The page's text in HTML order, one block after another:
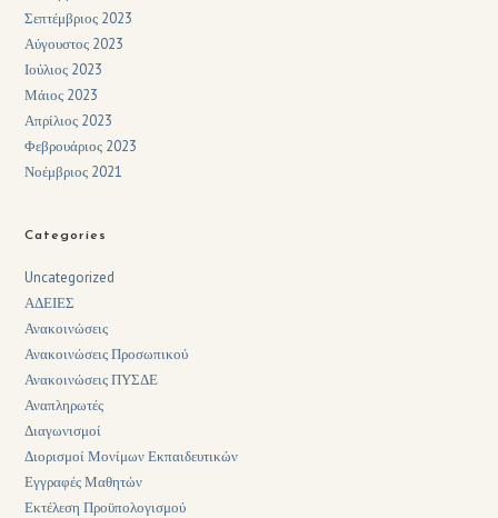
Σεπτέμβριος 2023
Αύγουστος 2023
Ιούλιος 2023
Μάιος 2023
Απρίλιος 2023
Φεβρουάριος 2023
Νοέμβριος 2021
Categories
Uncategorized
ΑΔΕΙΕΣ
Ανακοινώσεις
Ανακοινώσεις Προσωπικού
Ανακοινώσεις ΠΥΣΔΕ
Αναπληρωτές
Διαγωνισμοί
Διορισμοί Μονίμων Εκπαιδευτικών
Εγγραφές Μαθητών
Εκτέλεση Προϋπολογισμού